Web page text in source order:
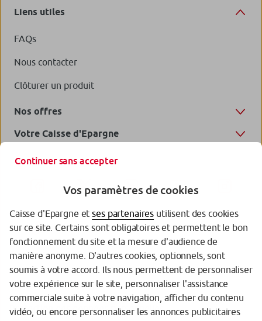
Liens utiles
FAQs
Nous contacter
Clôturer un produit
Nos offres
Votre Caisse d'Epargne
Garantie des Dépôts
Protection des données personnelles
Continuer sans accepter
Vos paramètres de cookies
Caisse d'Epargne etses partenaires utilisent des cookies
sur ce site. Certains sont obligatoires et permettent le bon
fonctionnement du site et la mesure d'audience de
manière anonyme. D'autres cookies, optionnels, sont
soumis à votre accord. Ils nous permettent de personnaliser
votre expérience sur le site, personnaliser l'assistance
commerciale suite à votre navigation, afficher du contenu
vidéo, ou encore personnaliser les annonces publicitaires